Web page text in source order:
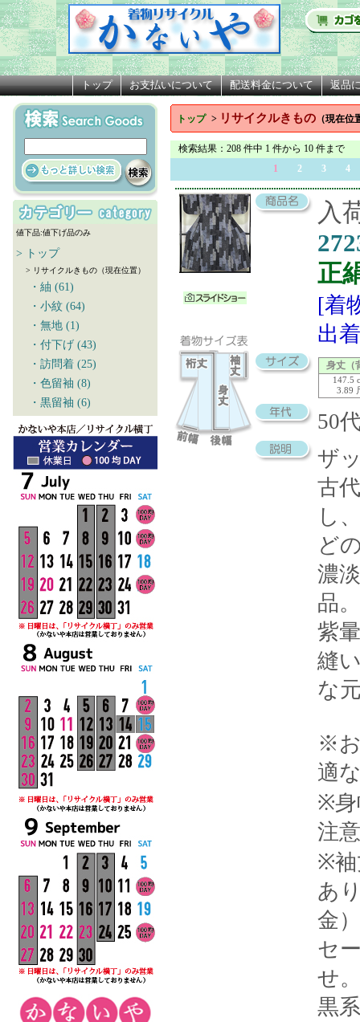
トップ お支払いについて 配送料金について 返品
値下品:値下げ品のみ
> トップ
> リサイクルきもの（現在位置）
・紬 (61)
・小紋 (64)
・無地 (1)
・付下げ (43)
・訪問着 (25)
・色留袖 (8)
・黒留袖 (6)
トップ > リサイクルきもの （現在位
検索結果 ：208 件中 1 件から 10 件まで
1
2 3 4
入
正
[着
出
身丈（
147.5
3.89
50
ザ
古
し
ど
濃
品
紫
縫
な
※お
適
※身
注
※袖
あ
金
セ
せ
黒系